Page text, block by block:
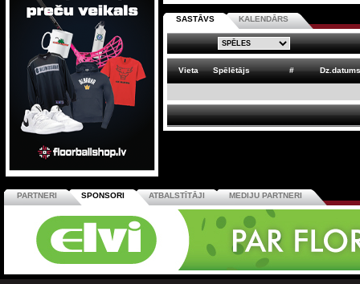
SASTĀVS KALENDĀRS
Vieta Spēlētājs # Dz.datums
PARTNERI SPONSORI ATBALSTĪTĀJI MEDIJU PARTNERI